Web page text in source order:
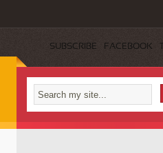
SUBSCRIBE FACEBOOK